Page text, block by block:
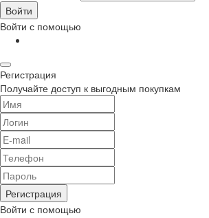
Войти
Войти с помощью
Регистрация
Получайте доступ к выгодным покупкам
Регистрация
Войти с помощью